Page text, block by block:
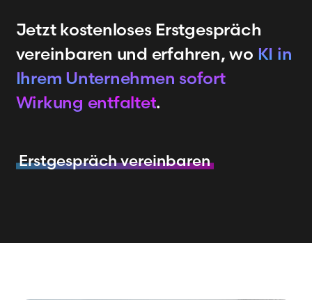
Jetzt kostenloses Erstgespräch
vereinbaren und erfahren, wo KI in
Ihrem Unternehmen sofort
Wirkung entfaltet.
Erstgespräch vereinbaren